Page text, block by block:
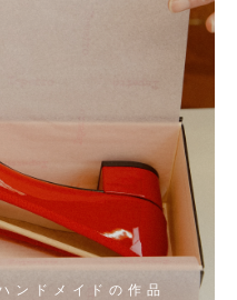
ンドメイドの作品